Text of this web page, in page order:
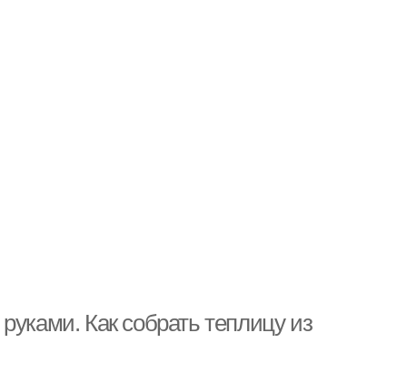
Как собрать теплицу из